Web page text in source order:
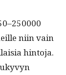
niin vain
hintoja.